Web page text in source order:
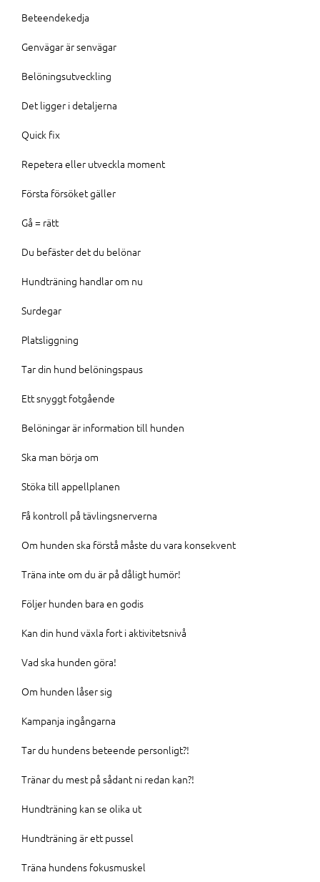
Beteendekedja
Genvägar är senvägar
Belöningsutveckling
Det ligger i detaljerna
Quick fix
Repetera eller utveckla moment
Första försöket gäller
Gå = rätt
Du befäster det du belönar
Hundträning handlar om nu
Surdegar
Platsliggning
Tar din hund belöningspaus
Ett snyggt fotgående
Belöningar är information till hunden
Ska man börja om
Stöka till appellplanen
Få kontroll på tävlingsnerverna
Om hunden ska förstå måste du vara konsekvent
Träna inte om du är på dåligt humör!
Följer hunden bara en godis
Kan din hund växla fort i aktivitetsnivå
Vad ska hunden göra!
Om hunden låser sig
Kampanja ingångarna
Tar du hundens beteende personligt?!
Tränar du mest på sådant ni redan kan?!
Hundträning kan se olika ut
Hundträning är ett pussel
Träna hundens fokusmuskel